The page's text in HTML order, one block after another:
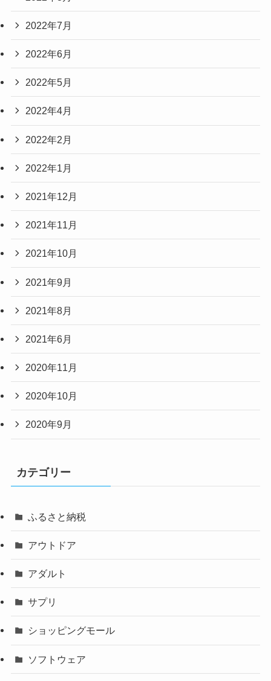
2022年7月
2022年6月
2022年5月
2022年4月
2022年2月
2022年1月
2021年12月
2021年11月
2021年10月
2021年9月
2021年8月
2021年6月
2020年11月
2020年10月
2020年9月
カテゴリー
ふるさと納税
アウトドア
アダルト
サプリ
ショッピングモール
ソフトウェア